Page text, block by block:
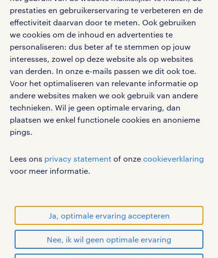
prestaties en gebruikerservaring te verbeteren en de
effectiviteit daarvan door te meten. Ook gebruiken
we cookies om de inhoud en advertenties te
personaliseren: dus beter af te stemmen op jouw
interesses, zowel op deze website als op websites
van derden. In onze e-mails passen we dit ook toe.
Voor het optimaliseren van relevante informatie op
andere websites maken we ook gebruik van andere
technieken. Wil je geen optimale ervaring, dan
plaatsen we enkel functionele cookies en anonieme
pings.
Lees ons privacy statement of onze cookieverklaring
voor meer informatie.
Ja, optimale ervaring accepteren
Nee, ik wil geen optimale ervaring
vacatures, solliciteren en inspiratie.
werken bij randstad
gebruikersvoorwaarden
privacystatement
cookies
disclaimer
sitemap
RANDSTAD, HUMAN FORWARD en SHAPING THE
WORLD OF WORK zijn geregistreerde